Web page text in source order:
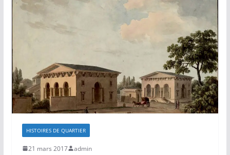
HISTOIRES DE QUARTIER
21 mars 2017 admin